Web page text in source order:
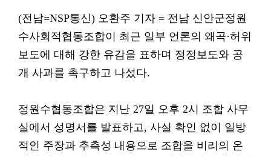
(전남=NSP통신) 오환주 기자 = 전남 신안군정원
수사회적협동조합이 최근 일부 언론의 왜곡·허위
보도에 대해 강한 유감을 표하며 정정보도와 공
개 사과를 촉구하고 나섰다.
정원수협동조합은 지난 27일 오후 2시 조합 사무
실에서 성명서를 발표하고, 사실 확인 없이 일방
적인 주장과 추측성 내용으로 조합을 비리의 온